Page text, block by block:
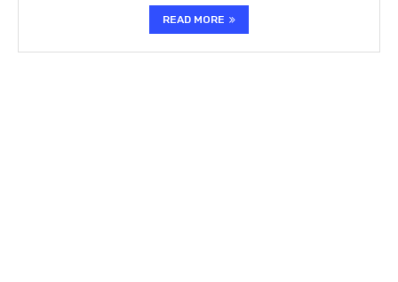
READ MORE